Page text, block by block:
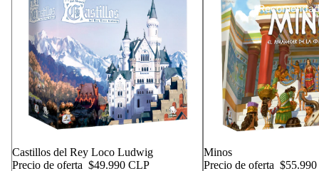
Oferta
Castillos del Rey Loco Ludwig
Precio de oferta $49.990 CLP
Oferta
Minos
Precio de oferta